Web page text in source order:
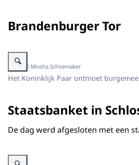
Brandenburger Tor
Vergroot afbeelding Koninklijk Paar voor
Beeld: © Mischa Schoemaker
Het Koninklijk Paar ontmoet
Staatsbanket in
De dag werd afgesloten met een
Vergroot afbeelding Staatsbanket Schloss